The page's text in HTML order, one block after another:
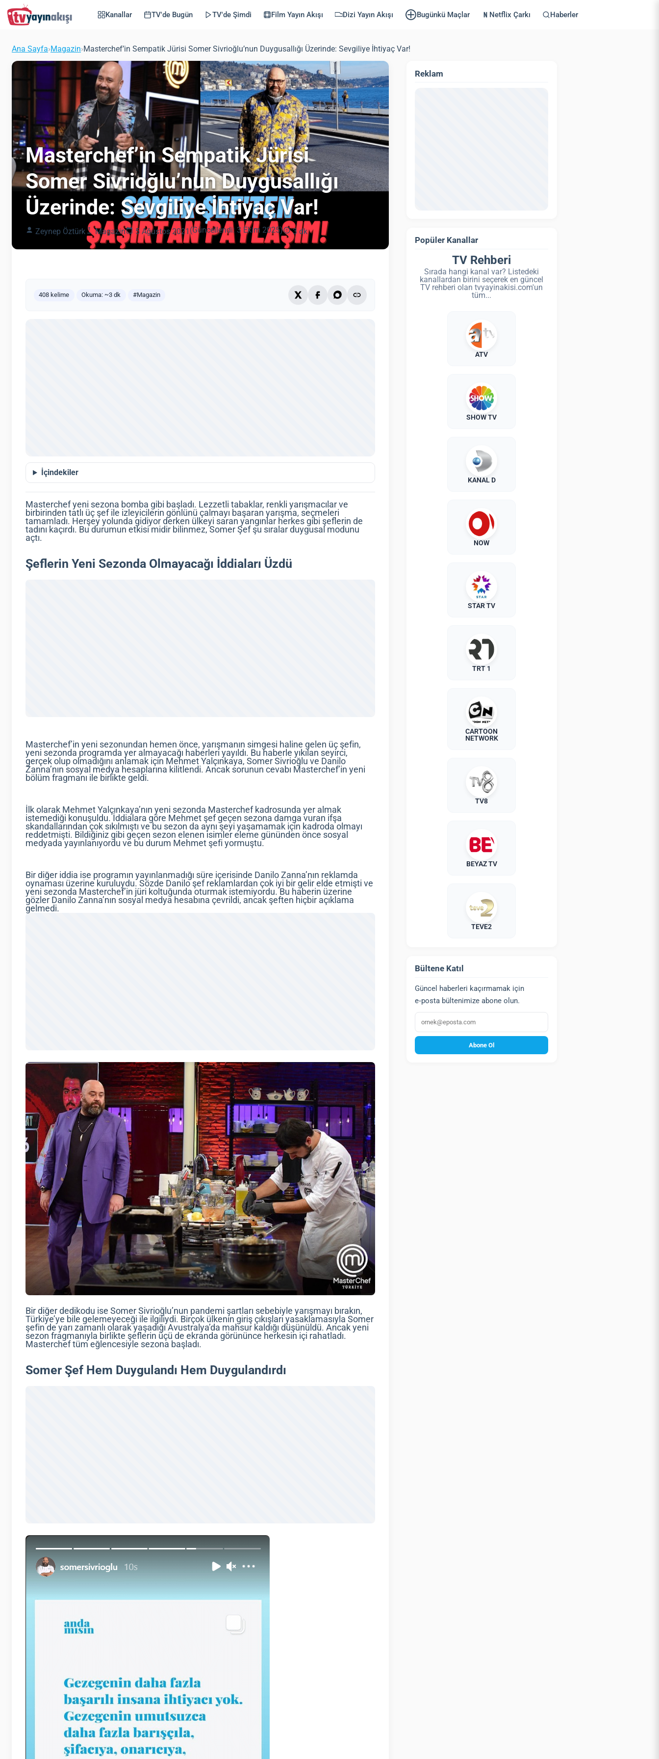
Kanallar TV'de Bugün TV'de Şimdi Film Yayın Akışı Dizi Yayın Akışı Bugünkü Maçlar Netflix Çarkı Haberler
Ana Sayfa›Magazin›Masterchef’in Sempatik Jürisi Somer Sivrioğlu’nun Duygusallığı Üzerinde: Sevgiliye İhtiyaç Var!
Masterchef’in Sempatik Jürisi
Somer Sivrioğlu’nun Duygusallığı
Üzerinde: Sevgiliye İhtiyaç Var!
Zeynep Öztürk Magazin 5 Ağustos 2021 (Güncellendi: 3 Ekim 2025) 3 dk
408 kelime Okuma: ~3 dk #Magazin
İçindekiler
Masterchef yeni sezona bomba gibi başladı. Lezzetli tabaklar, renkli yarışmacılar ve
birbirinden tatlı üç şef ile izleyicilerin gönlünü çalmayı başaran yarışma, seçmeleri
tamamladı. Herşey yolunda gidiyor derken ülkeyi saran yangınlar herkes gibi şeflerin de
tadını kaçırdı. Bu durumun etkisi midir bilinmez, Somer Şef şu sıralar duygusal modunu
açtı.
Şeflerin Yeni Sezonda Olmayacağı İddiaları Üzdü
Masterchef’in yeni sezonundan hemen önce, yarışmanın simgesi haline gelen üç şefin,
yeni sezonda programda yer almayacağı haberleri yayıldı. Bu haberle yıkılan seyirci,
gerçek olup olmadığını anlamak için Mehmet Yalçınkaya, Somer Sivrioğlu ve Danilo
Zanna’nın sosyal medya hesaplarına kilitlendi. Ancak sorunun cevabı Masterchef’in yeni
bölüm fragmanı ile birlikte geldi.
İlk olarak Mehmet Yalçınkaya’nın yeni sezonda Masterchef kadrosunda yer almak
istemediği konuşuldu. İddialara göre Mehmet şef geçen sezona damga vuran ifşa
skandallarından çok sıkılmıştı ve bu sezon da aynı şeyi yaşamamak için kadroda olmayı
reddetmişti. Bildiğiniz gibi geçen sezon elenen isimler eleme gününden önce sosyal
medyada yayınlanıyordu ve bu durum Mehmet şefi yormuştu.
Bir diğer iddia ise programın yayınlanmadığı süre içerisinde Danilo Zanna’nın reklamda
oynaması üzerine kuruluydu. Sözde Danilo şef reklamlardan çok iyi bir gelir elde etmişti ve
yeni sezonda Masterchef’in jüri koltuğunda oturmak istemiyordu. Bu haberin üzerine
gözler Danilo Zanna’nın sosyal medya hesabına çevrildi, ancak şeften hiçbir açıklama
gelmedi.
Bir diğer dedikodu ise Somer Sivrioğlu’nun pandemi şartları sebebiyle yarışmayı bırakın,
Türkiye’ye bile gelemeyeceği ile ilgiliydi. Birçok ülkenin giriş çıkışları yasaklamasıyla Somer
şefin de yarı zamanlı olarak yaşadığı Avustralya’da mahsur kaldığı düşünüldü. Ancak yeni
sezon fragmanıyla birlikte şeflerin üçü de ekranda görününce herkesin içi rahatladı.
Masterchef tüm eğlencesiyle sezona başladı.
Somer Şef Hem Duygulandı Hem Duygulandırdı
Reklam
Popüler Kanallar
TV Rehberi
Sırada hangi kanal var? Listedeki
kanallardan birini seçerek en güncel
TV rehberi olan tvyayinakisi.com'un
tüm...
ATV
SHOW TV
KANAL D
NOW
STAR TV
TRT 1
CARTOON
NETWORK
TV8
BEYAZ TV
TEVE2
Bültene Katıl
Güncel haberleri kaçırmamak için
e‑posta bültenimize abone olun.
E‑posta
Abone Ol